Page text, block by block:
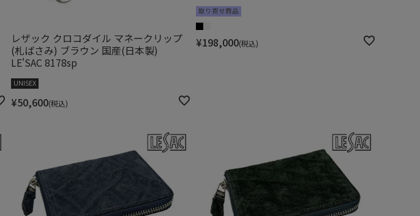
レザック クロコダイル マネークリップ
(札ばさみ) ブラウン 国産(日本製)
LE'SAC 8178sp
UNISEX
¥50,600 税込
取り寄せ商品
¥198,000 税込